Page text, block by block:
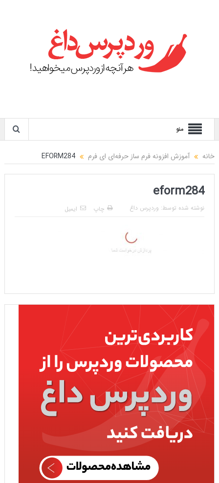
منو
خانه آموزش افزونه فرم ساز حرفه‌ای ای فرم EFORM284
eform284
نوشته شده توسط: وردپرس داغ چاپ ایمیل